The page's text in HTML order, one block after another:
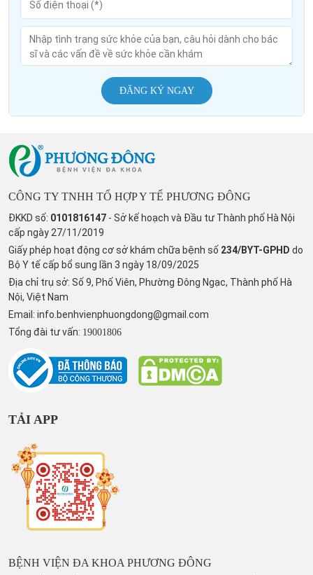
ĐĂNG KÝ NGAY
CÔNG TY TNHH TỔ HỢP Y TẾ PHƯƠNG ĐÔNG
ĐKKD số: 0101816147 - Sở kế hoạch và Đầu tư Thành phố Hà Nội
cấp ngày 27/11/2019
Giấy phép hoạt động cơ sở khám chữa bệnh số 234/BYT-GPHD do
Bộ Y tế cấp bổ sung lần 3 ngày 18/09/2025
Địa chỉ trụ sở: Số 9, Phố Viên, Phường Đông Ngạc, Thành phố Hà
Nội, Việt Nam
Email: info.benhvienphuongdong@gmail.com
Tổng đài tư vấn: 19001806
TẢI APP
BỆNH VIỆN ĐA KHOA PHƯƠNG ĐÔNG